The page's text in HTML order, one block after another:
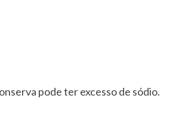
pode ter excesso de sódio.